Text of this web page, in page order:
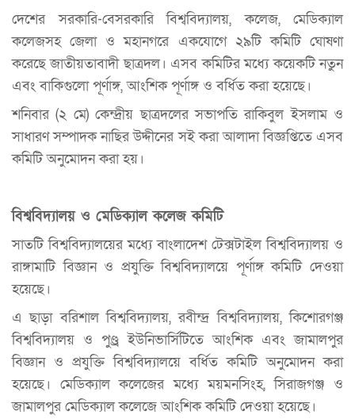
দেশের সরকারি-বেসরকারি বিশ্ববিদ্যালয়, কলেজ, মেডিক্যাল
কলেজসহ জেলা ও মহানগরে একযোগে ২৯টি কমিটি ঘোষণা
করেছে জাতীয়তাবাদী ছাত্রদল। এসব কমিটির মধ্যে কয়েকটি নতুন
এবং বাকিগুলো পূর্ণাঙ্গ, আংশিক পূর্ণাঙ্গ ও বর্ধিত করা হয়েছে।
শনিবার (২ মে) কেন্দ্রীয় ছাত্রদলের সভাপতি রাকিবুল ইসলাম ও
সাধারণ সম্পাদক নাছির উদ্দীনের সই করা আলাদা বিজ্ঞপ্তিতে এসব
কমিটি অনুমোদন করা হয়।
বিশ্ববিদ্যালয় ও মেডিক্যাল কলেজ কমিটি
সাতটি বিশ্ববিদ্যালয়ের মধ্যে বাংলাদেশ টেক্সটাইল বিশ্ববিদ্যালয় ও
রাঙ্গামাটি বিজ্ঞান ও প্রযুক্তি বিশ্ববিদ্যালয়ে পূর্ণাঙ্গ কমিটি দেওয়া
হয়েছে।
এ ছাড়া বরিশাল বিশ্ববিদ্যালয়, রবীন্দ্র বিশ্ববিদ্যালয়, কিশোরগঞ্জ
বিশ্ববিদ্যালয় ও পুণ্ড্র ইউনিভার্সিটিতে আংশিক এবং জামালপুর
বিজ্ঞান ও প্রযুক্তি বিশ্ববিদ্যালয়ে বর্ধিত কমিটি অনুমোদন করা
হয়েছে। মেডিক্যাল কলেজের মধ্যে ময়মনসিংহ, সিরাজগঞ্জ ও
জামালপুর মেডিক্যাল কলেজে আংশিক কমিটি দেওয়া হয়েছে।